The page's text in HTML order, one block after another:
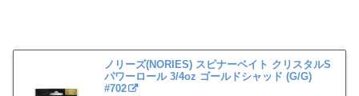
ノリーズ(NORIES) スピナーベイト クリスタルS
パワーロール 3/4oz ゴールドシャッド (G/G)
#702